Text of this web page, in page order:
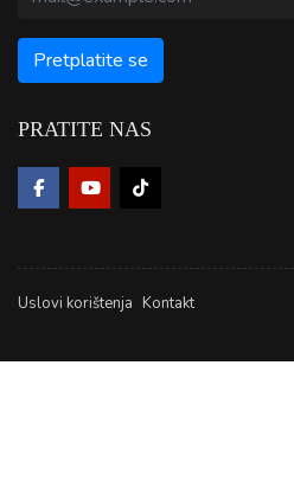
PRATITE NAS
Uslovi korištenja Kontakt